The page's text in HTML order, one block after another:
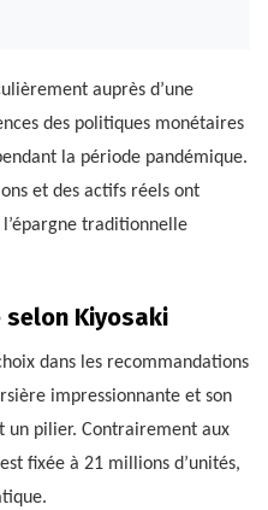
auprès d’une
des politiques monétaires
la période pandémique.
et des actifs réels ont
traditionnelle
selon Kiyosaki
dans les recommandations
impressionnante et son
un pilier. Contrairement aux
fixée à 21 millions d’unités,